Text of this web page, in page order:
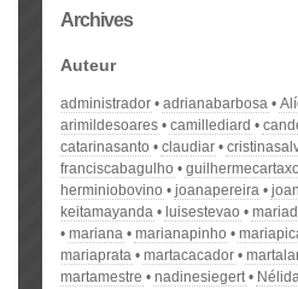
Archives
Auteur
administrador adrianabarbosa
arimildesoares
camillediard
catarinasanto
claudiar
franciscabagulho
guilhermecartaxo
herminiobovino
joanapereira
keitamayanda
luisestevao
mariana
marianapinho
mariaprata
martacacador
martamestre
nadinesiegert